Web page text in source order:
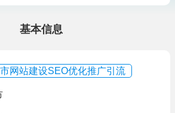
基本信息
网站建设SEO优化推广引流